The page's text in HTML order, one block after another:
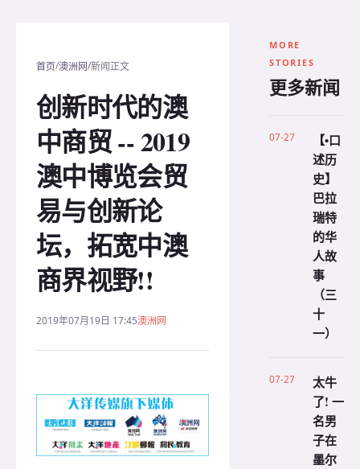
首页/澳洲网/新闻正文
创新时代的澳
中商贸 -- 2019
澳中博览会贸
易与创新论
坛，拓宽中澳
商界视野!!
2019年07月19日 17:45澳洲网
MORE
STORIES
更多新闻
07-27
【•口
述历
史】
巴拉
瑞特
的华
人故
事
（三
十
一）
07-27
太牛
了! 一
名男
子在
墨尔